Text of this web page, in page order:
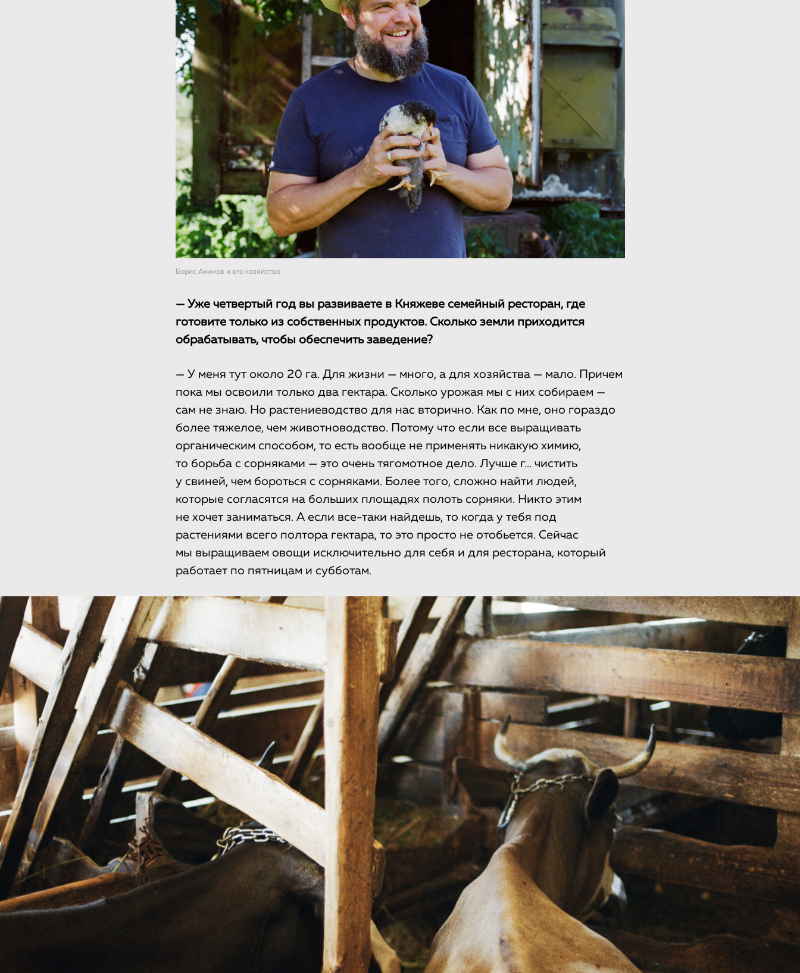
Борис Акимов и его хозяйство
— Уже четвертый год вы развиваете в Княжеве семейный ресторан, где
готовите только из собственных продуктов. Сколько земли приходится
обрабатывать, чтобы обеспечить заведение?
— У меня тут около 20 га. Для жизни — много, а для хозяйства — мало. Причем
пока мы освоили только два гектара. Сколько урожая мы с них собираем —
сам не знаю. Но растениеводство для нас вторично. Как по мне, оно гораздо
более тяжелое, чем животноводство. Потому что если все выращивать
органическим способом, то есть вообще не применять никакую химию,
то борьба с сорняками — это очень тягомотное дело. Лучше г... чистить
у свиней, чем бороться с сорняками. Более того, сложно найти людей,
которые согласятся на больших площадях полоть сорняки. Никто этим
не хочет заниматься. А если все-таки найдешь, то когда у тебя под
растениями всего полтора гектара, то это просто не отобьется. Сейчас
мы выращиваем овощи исключительно для себя и для ресторана, который
работает по пятницам и субботам.